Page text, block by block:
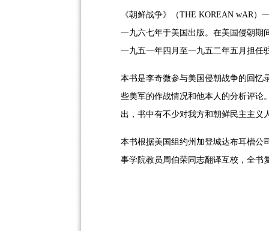
《朝鲜战争》（THE KOREAN wAR）
一九六七年于美国出版。在美国侵朝期
一九五一年四月至一九五二年五月担任
本书是李奇微参与美国侵朝战争的回忆
些美军的作战情况和他本人的分析评论
出，书中有不少对我方和朝鲜民主主义
本书根据美国组约州加登城达布耳槽公
事学院教员周伯荣同志翻译互校，全书